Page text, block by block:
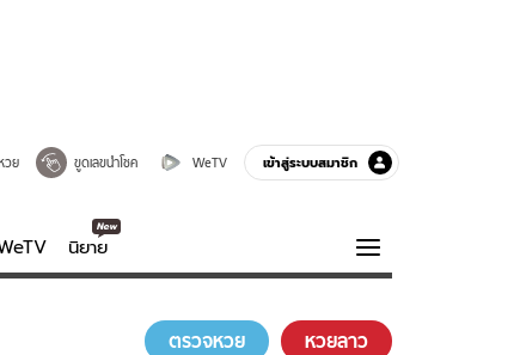
วย ขูดเลขนำโชค WeTV เข้าสู่ระบบสมาชิก
นิยาย
ความรู้รอบตัว
ตรวจหวย หวยลาว